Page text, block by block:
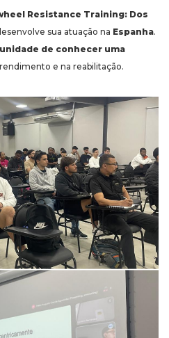
Resistance Training: Dos
sua atuação na Espanha.
de conhecer uma
e na reabilitação.